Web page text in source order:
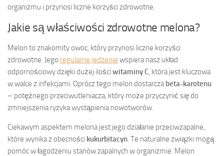
organizmu i przynosi liczne korzyści zdrowotne.
Jakie są właściwości zdrowotne melona?
Melon to znakomity owoc, który przynosi liczne korzyści
zdrowotne. Jego regularne jedzenie wspiera nasz układ
odpornościowy dzięki dużej ilości witaminy C, która jest kluczowa
w walce z infekcjami. Oprócz tego melon dostarczabeta-karotenu
– potężnego przeciwutleniacza, który może przyczynić się do
zmniejszenia ryzyka wystąpienia nowotworów.
Ciekawym aspektem melona jest jego działanie przeciwzapalne,
które wynika z obecności kukurbitacyn. Te naturalne związki mogą
pomóc w łagodzeniu stanów zapalnych w organizmie. Melon